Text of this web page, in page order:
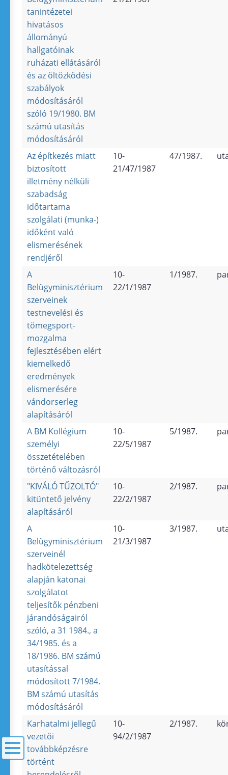
tanintézetei
hivatásos
állományú
hallgatóinak
ruházati ellátásáról
és az öltözködési
szabályok
módosításáról
szóló 19/1980. BM
számú utasítás
módosításáról
Az építkezés miatt
biztosított
illetmény nélküli
szabadság
időtartama
szolgálati (munka-)
időként való
elismerésének
rendjéről
10-
21/47/1987
47/1987.
A
Belügyminisztérium
szerveinek
testnevelési és
tömegsport-
mozgalma
fejlesztésében elért
kiemelkedő
eredmények
elismerésére
vándorserleg
alapításáról
10-
22/1/1987
1/1987.
A BM Kollégium
személyi
összetételében
történő változásról
10-
22/5/1987
5/1987.
"KIVÁLÓ TŰZOLTÓ"
kitüntető jelvény
alapításáról
10-
22/2/1987
2/1987.
A
Belügyminisztérium
szerveinél
hadkötelezettség
alapján katonai
szolgálatot
teljesítők pénzbeni
járandóságairól
szóló, a 31 1984., a
34/1985. és a
18/1986. BM számú
utasítással
módosított 7/1984.
BM számú utasítás
módosításáról
10-
21/3/1987
3/1987.
Karhatalmi jellegű
vezetői
továbbképzésre
történt
10-
94/2/1987
2/1987.